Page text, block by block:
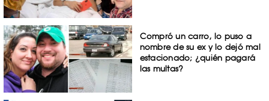
Compró un carro, lo puso a
nombre de su ex y lo dejó mal
estacionado; ¿quién pagará
las multas?